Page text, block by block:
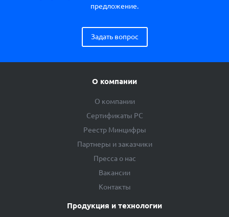
предложение.
Задать вопрос
О компании
О компании
Сертификаты РС
Реестр Минцифры
Партнеры и заказчики
Пресса о нас
Вакансии
Контакты
Продукция и технологии